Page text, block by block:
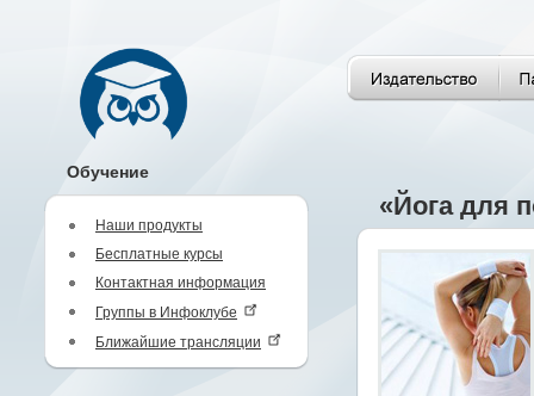
Обучение
Наши продукты
Бесплатные курсы
Контактная информация
Группы в Инфоклубе
Ближайшие трансляции
«Йога для